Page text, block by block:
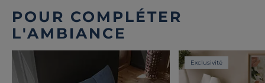
POUR COMPLÉTER
L'AMBIANCE
Exclusivité